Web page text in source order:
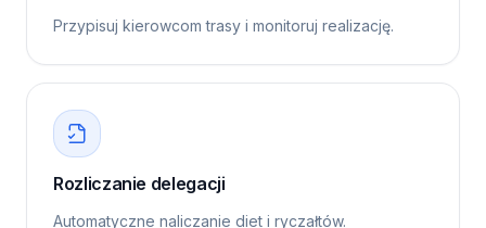
Przypisuj kierowcom trasy i monitoruj realizację.
Rozliczanie delegacji
Automatyczne naliczanie diet i ryczałtów.